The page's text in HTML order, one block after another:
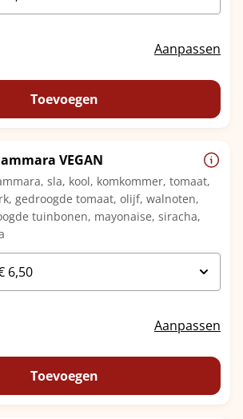
Aanpassen
Toevoegen
VEGAN
sla, kool, komkommer, tomaat,
gedroogde tomaat, olijf, walnoten,
tuinbonen, mayonaise, siracha,
Aanpassen
Toevoegen